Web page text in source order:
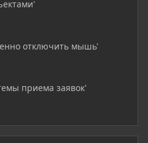
отключить мышь'
приема заявок'